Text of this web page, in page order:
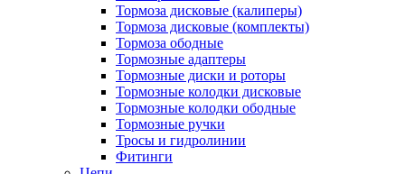
Тормоза дисковые (калиперы)
Тормоза дисковые (комплекты)
Тормоза ободные
Тормозные адаптеры
Тормозные диски и роторы
Тормозные колодки дисковые
Тормозные колодки ободные
Тормозные ручки
Тросы и гидролинии
Фитинги